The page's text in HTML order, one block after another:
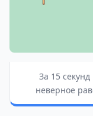
За 15
неверное